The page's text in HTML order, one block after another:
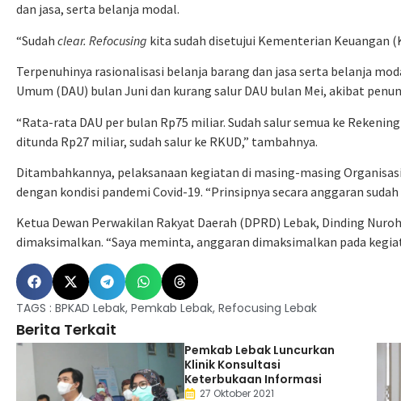
dan jasa, serta belanja modal.
“Sudah clear. Refocusing kita sudah disetujui Kementerian Keuangan
Terpenuhinya rasionalisasi belanja barang dan jasa serta belanja
Umum (DAU) bulan Juni dan kurang salur DAU bulan Mei, akibat
“Rata-rata DAU per bulan Rp75 miliar. Sudah salur semua ke
ditunda Rp27 miliar, sudah salur ke RKUD,” tambahnya.
Ditambahkannya, pelaksanaan kegiatan di masing-masing
dengan kondisi pandemi Covid-19. “Prinsipnya secara anggaran
Ketua Dewan Perwakilan Rakyat Daerah (DPRD) Lebak, Dinding
dimaksimalkan. “Saya meminta, anggaran dimaksimalkan pada
TAGS : BPKAD Lebak, Pemkab Lebak, Refocusing Lebak
Berita Terkait
Pemkab Lebak Luncurkan
Klinik Konsultasi
Keterbukaan Informasi
27 Oktober 2021